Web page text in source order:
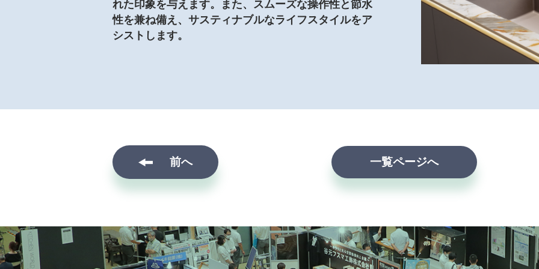
れた印象を与えます。また、スムーズな操作性と節水
性を兼ね備え、サスティナブルなライフスタイルをア
シストします。
前へ 一覧ページへ